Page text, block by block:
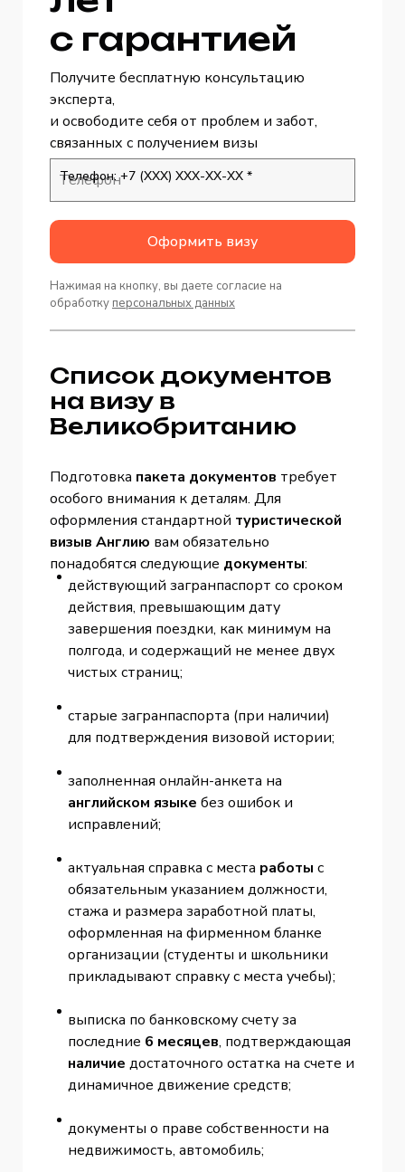
с гарантией
Получите бесплатную консультацию
эксперта,
и освободите себя от проблем и забот,
связанных с получением визы
Телефон: +7 (ХХХ) ХХХ-ХХ-ХХ *
Оформить визу
Нажимая на кнопку, вы даете согласие на
обработку персональных данных
Список документов
на визу в
Великобританию
Подготовка пакета документов требует
особого внимания к деталям. Для
оформления стандартной туристической
визыв Англию вам обязательно
понадобятся следующие документы:
действующий загранпаспорт со сроком
действия, превышающим дату
завершения поездки, как минимум на
полгода, и содержащий не менее двух
чистых страниц;
старые загранпаспорта (при наличии)
для подтверждения визовой истории;
заполненная онлайн-анкета на
английском языке без ошибок и
исправлений;
актуальная справка с места работы с
обязательным указанием должности,
стажа и размера заработной платы,
оформленная на фирменном бланке
организации (студенты и школьники
прикладывают справку с места учебы);
выписка по банковскому счету за
последние 6 месяцев, подтверждающая
наличие достаточного остатка на счете и
динамичное движение средств;
документы о праве собственности на
недвижимость, автомобиль;